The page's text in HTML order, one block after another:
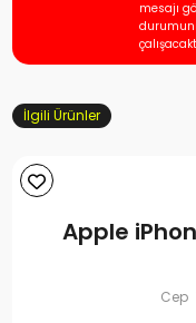
mesajı
İlgili Ürünler
Apple
Cep